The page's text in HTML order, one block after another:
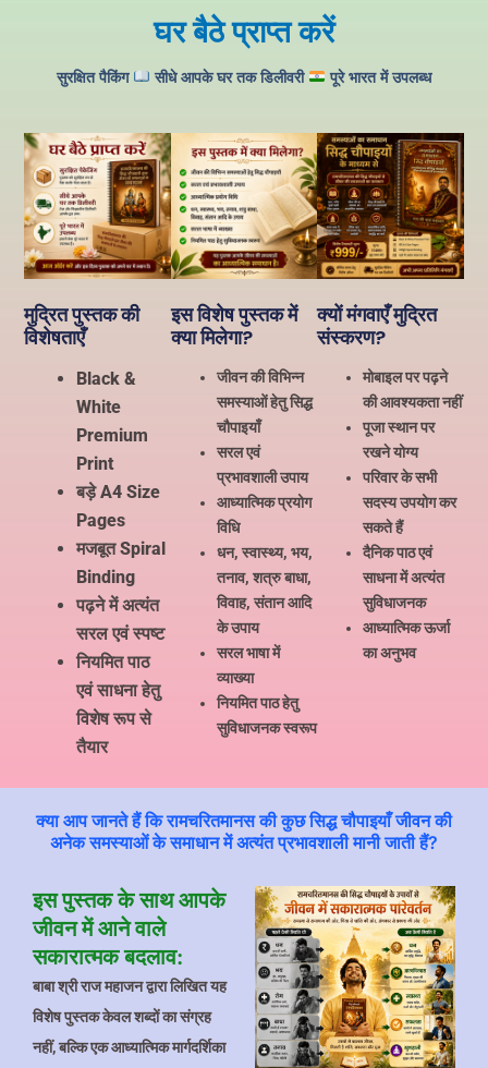
घर बैठे प्राप्त करें
सुरक्षित पैकिंग सीधे आपके घर तक डिलीवरी पूरे भारत में उपलब्ध
मुद्रित पुस्तक की
विशेषताएँ
Black &
White
Premium
Print
बड़े A4 Size
Pages
मजबूत Spiral
Binding
पढ़ने में अत्यंत
सरल एवं स्पष्ट
नियमित पाठ
एवं साधना हेतु
विशेष रूप से
तैयार
इस विशेष पुस्तक में
क्या मिलेगा?
जीवन की विभिन्न
समस्याओं हेतु सिद्ध
चौपाइयाँ
सरल एवं
प्रभावशाली उपाय
आध्यात्मिक प्रयोग
विधि
धन, स्वास्थ्य, भय,
तनाव, शत्रु बाधा,
विवाह, संतान आदि
के उपाय
सरल भाषा में
व्याख्या
नियमित पाठ हेतु
सुविधाजनक स्वरूप
क्यों मंगवाएँ मुद्रित
संस्करण?
मोबाइल पर पढ़ने
की आवश्यकता नहीं
पूजा स्थान पर
रखने योग्य
परिवार के सभी
सदस्य उपयोग कर
सकते हैं
दैनिक पाठ एवं
साधना में अत्यंत
सुविधाजनक
आध्यात्मिक ऊर्जा
का अनुभव
क्या आप जानते हैं कि रामचरितमानस की कुछ सिद्ध चौपाइयाँ जीवन की
अनेक समस्याओं के समाधान में अत्यंत प्रभावशाली मानी जाती हैं?
इस पुस्तक के साथ आपके
जीवन में आने वाले
सकारात्मक बदलाव:
बाबा श्री राज महाजन द्वारा लिखित यह
विशेष पुस्तक केवल शब्दों का संग्रह
नहीं, बल्कि एक आध्यात्मिक मार्गदर्शिका